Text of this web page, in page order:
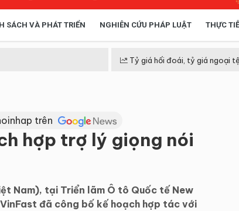
SÁCH VÀ PHÁT TRIỂN NGHIÊN CỨU PHÁP LUẬT THỰC
Tỷ giá hối đoái, tỷ giá ngoại tệ
trên
hợp trợ lý giọng nói
Nam), tại Triển lãm Ô tô Quốc tế New
đã công bố kế hoạch hợp tác với